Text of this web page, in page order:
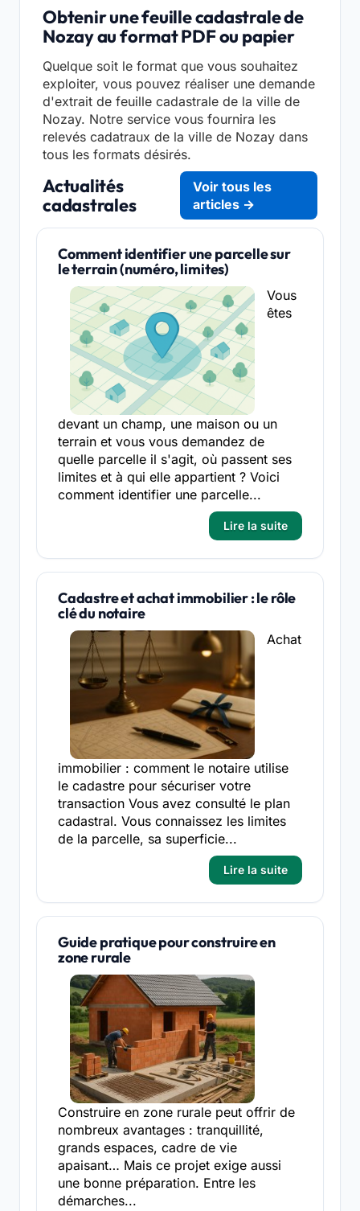
Obtenir une feuille cadastrale de
Nozay au format PDF ou papier
Quelque soit le format que vous souhaitez
exploiter, vous pouvez réaliser une demande
d'extrait de feuille cadastrale de la ville de
Nozay. Notre service vous fournira les
relevés cadatraux de la ville de Nozay dans
tous les formats désirés.
Actualités
cadastrales
Voir tous les
articles →
Comment identifier une parcelle sur
le terrain (numéro, limites)
Vous
êtes
devant un champ, une maison ou un
terrain et vous vous demandez de
quelle parcelle il s'agit, où passent ses
limites et à qui elle appartient ? Voici
comment identifier une parcelle...
Lire la suite
Cadastre et achat immobilier : le rôle
clé du notaire
Achat
immobilier : comment le notaire utilise
le cadastre pour sécuriser votre
transaction Vous avez consulté le plan
cadastral. Vous connaissez les limites
de la parcelle, sa superficie...
Lire la suite
Guide pratique pour construire en
zone rurale
Construire en zone rurale peut offrir de
nombreux avantages : tranquillité,
grands espaces, cadre de vie
apaisant… Mais ce projet exige aussi
une bonne préparation. Entre les
démarches...